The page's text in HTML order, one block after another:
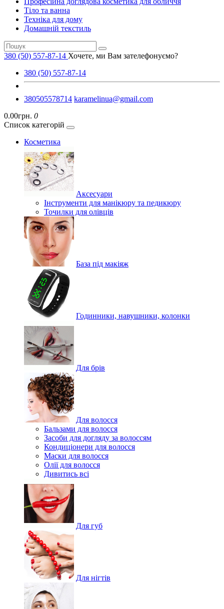
Тіло та ванна
Техніка для дому
Домашній текстиль
380 (50) 557-87-14 Хочете, ми Вам зателефонуємо?
380 (50) 557-87-14
380505578714 karamelinua@gmail.com
0.00грн. 0
Список категорій
Косметика
Аксесуари
Інструменти для манікюру та педикюру
Точилки для олівців
База під макіяж
Годинники, навушники, колонки
Для брів
Для волосся
Бальзами для волосся
Засоби для догляду за волоссям
Кондиціонери для волосся
Маски для волосся
Олії для волосся
Дивитись всі
Для губ
Для нігтів